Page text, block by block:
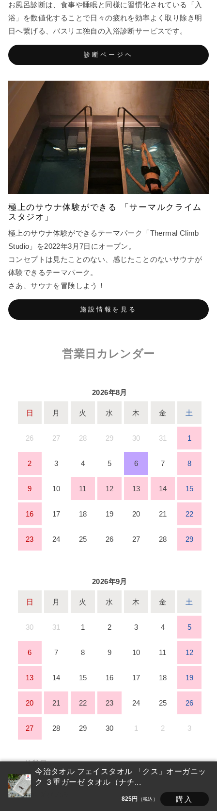
今治タオル フェイスタオル 「クス」オーガニッ
ク ３重ガーゼ タオル（ナチ...
825円 （税込） 購入
お風呂診断は、食事や睡眠と同様に習慣化されている「入
浴」を数値化することで日々の疲れを効率よく取り除き明
日へ繋げる、バスリエ独自の入浴診断サービスです。
診断ページヘ
極上のサウナ体験ができる 「サーマルクライム
スタジオ」
極上のサウナ体験ができるテーマパーク「Thermal Climb
Studio」を2022年3月7日にオープン。
コンセプトは見たことのない、感じたことのないサウナが
体験できるテーマパーク。
さあ、サウナを冒険しよう！
施設情報を見る
営業日カレンダー
2026年8月
日 月 火 水 木 金 土
26 27 28 29 30 31 1
2 3 4 5 6 7 8
9 10 11 12 13 14 15
16 17 18 19 20 21 22
23 24 25 26 27 28 29
2026年9月
日 月 火 水 木 金 土
30 31 1 2 3 4 5
6 7 8 9 10 11 12
13 14 15 16 17 18 19
20 21 22 23 24 25 26
27 28 29 30 1 2 3
■ 休業日
■ 受注・お問い合わせ業務のみ
■ 発送業務のみ